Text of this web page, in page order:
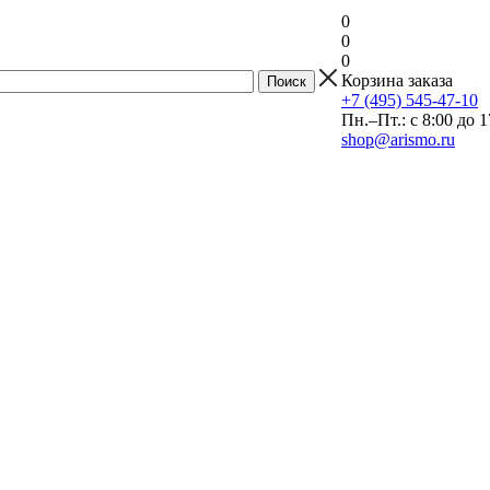
0
0
0
Корзина заказа
+7 (495) 545-47-10
Пн.–Пт.: с 8:00 до
shop@arismo.ru